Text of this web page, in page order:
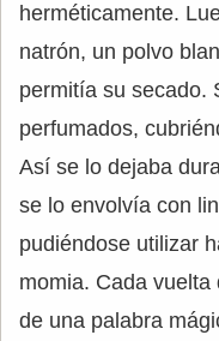
herméticamente.
natrón, un polvo
permitía su secado.
perfumados,
Así se lo dejaba
se lo envolvía con
pudiéndose utilizar
momia. Cada
de una palabra